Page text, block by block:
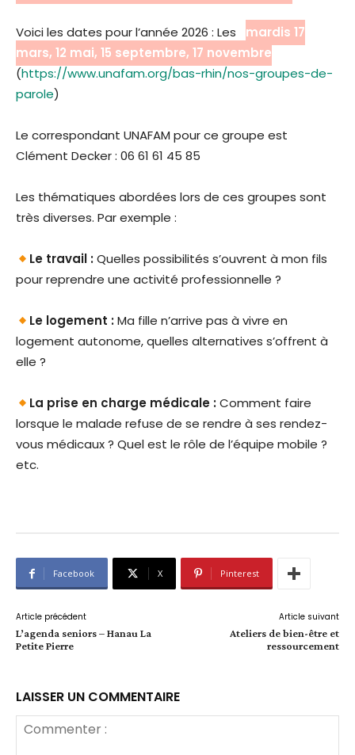
Voici les dates pour l’année 2026 : Les
mardis 17
mars, 12 mai, 15 septembre, 17 novembre
(https://www.unafam.org/bas-rhin/nos-groupes-de-
parole)
Le correspondant UNAFAM pour ce groupe est
Clément Decker : 06 61 61 45 85
Les thématiques abordées lors de ces groupes sont
très diverses. Par exemple :
Le travail :Quelles possibilités s’ouvrent à mon fils
pour reprendre une activité professionnelle ?
Le logement :Ma fille n’arrive pas à vivre en
logement autonome, quelles alternatives s’offrent à
elle ?
La prise en charge médicale :Comment faire
lorsque le malade refuse de se rendre à ses rendez-
vous médicaux ? Quel est le rôle de l’équipe mobile ?
etc.
Facebook X Pinterest
Article précédent
L’agenda seniors – Hanau La
Petite Pierre
Article suivant
Ateliers de bien-être et
ressourcement
LAISSER UN COMMENTAIRE